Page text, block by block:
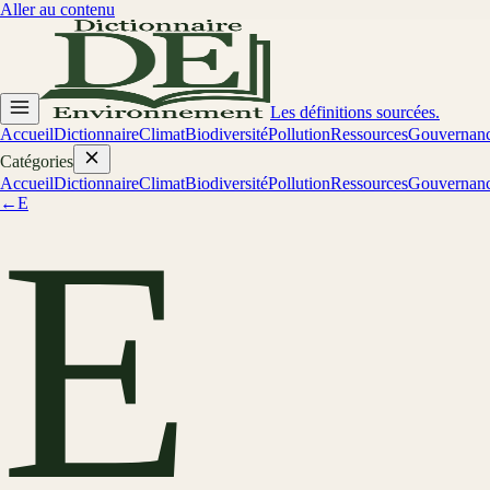
Aller au contenu
Les définitions sourcées.
AccueilDictionnaireClimatBiodiversitéPollutionRessources
Catégories
AccueilDictionnaireClimatBiodiversitéPollutionRessources
←E
E